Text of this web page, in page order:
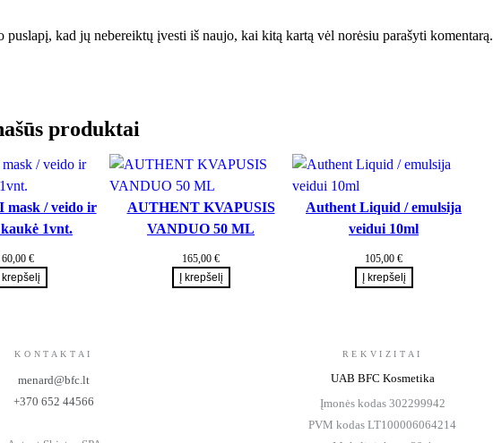
.
kad jų nebereiktų įvesti iš naujo, kai kitą kartą vėl norėsiu parašyti komentarą.
produktai
mask / veido ir
1vnt.
60,00 €
krepšelį
AUTHENT KVAPUSIS
VANDUO 50 ML
165,00 €
Į krepšelį
Authent Liquid / emulsija
veidui 10ml
105,00 €
Į krepšelį
KONTAKTAI
menard@bfc.lt
+370 652 44566
REKVIZITAI
UAB BFC Kosmetika
Įmonės kodas 302299942
PVM kodas LT100006064214